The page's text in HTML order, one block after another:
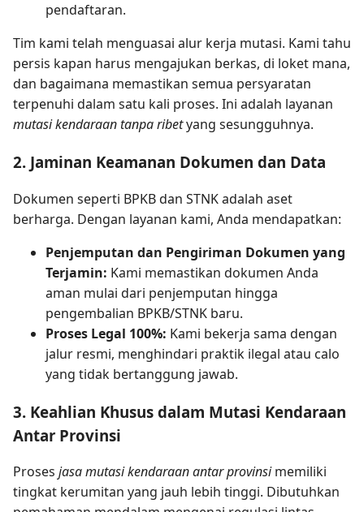
pendaftaran.
Tim kami telah menguasai alur kerja mutasi. Kami tahu
persis kapan harus mengajukan berkas, di loket mana,
dan bagaimana memastikan semua persyaratan
terpenuhi dalam satu kali proses. Ini adalah layanan
mutasi kendaraan tanpa ribetyang sesungguhnya.
2. Jaminan Keamanan Dokumen dan Data
Dokumen seperti BPKB dan STNK adalah aset
berharga. Dengan layanan kami, Anda mendapatkan:
Penjemputan dan Pengiriman Dokumen yang
Terjamin: Kami memastikan dokumen Anda
aman mulai dari penjemputan hingga
pengembalian BPKB/STNK baru.
Proses Legal 100%: Kami bekerja sama dengan
jalur resmi, menghindari praktik ilegal atau calo
yang tidak bertanggung jawab.
3. Keahlian Khusus dalam Mutasi Kendaraan
Antar Provinsi
Proses jasa mutasi kendaraan antar provinsimemiliki
tingkat kerumitan yang jauh lebih tinggi. Dibutuhkan